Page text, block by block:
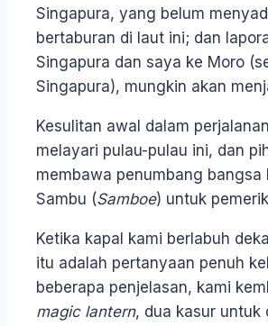
Singapura, yang belum
bertaburan di laut ini; dan
Singapura dan saya ke Moro
Singapura), mungkin akan
Kesulitan awal dalam
melayari pulau-pulau ini, dan
membawa penumbang bangsa
Sambu (Samboe) untuk
Ketika kapal kami berlabuh
itu adalah pertanyaan penuh
beberapa penjelasan, kami
magic lantern, dua kasur untuk